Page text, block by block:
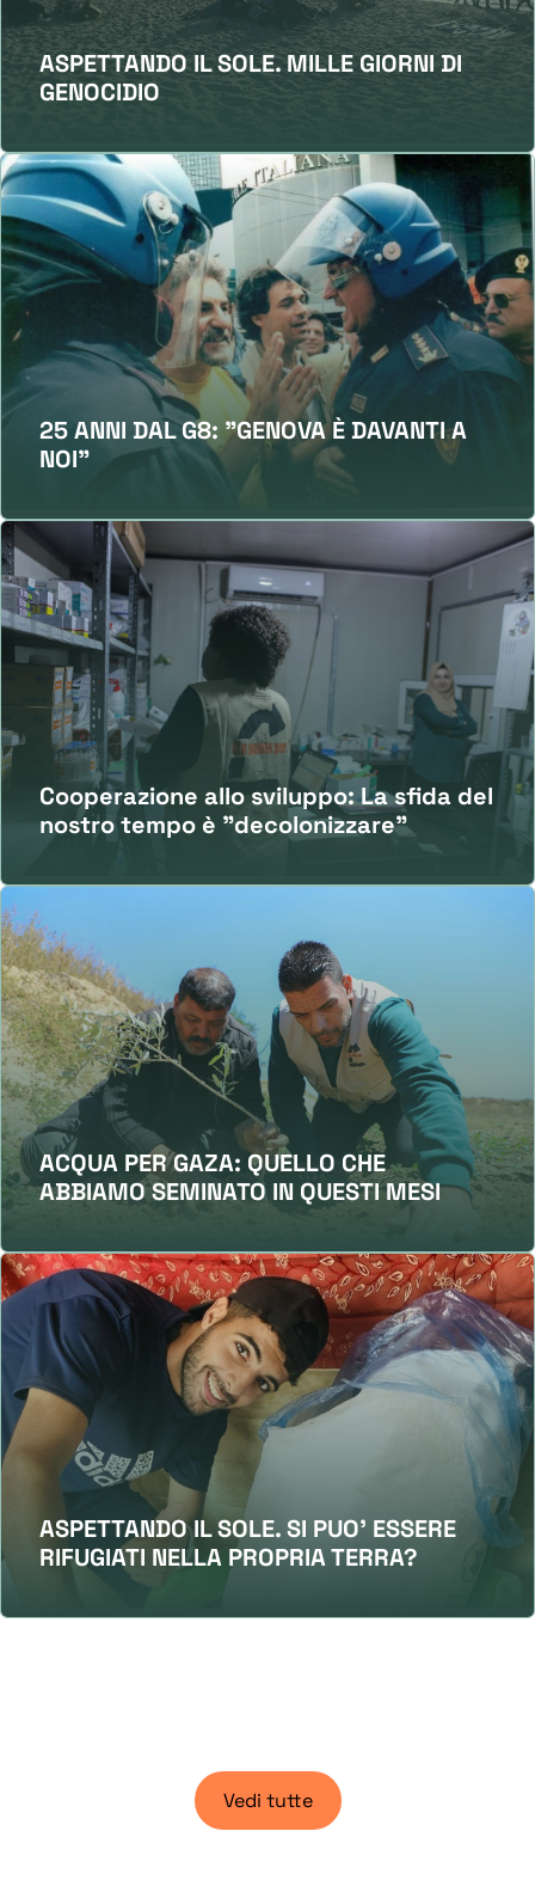
ASPETTANDO IL SOLE. MILLE GIORNI DI
GENOCIDIO
25 ANNI DAL G8: "GENOVA È DAVANTI A
NOI"
Cooperazione allo sviluppo: La sfida del
nostro tempo è "decolonizzare"
ACQUA PER GAZA: QUELLO CHE
ABBIAMO SEMINATO IN QUESTI MESI
ASPETTANDO IL SOLE. SI PUO' ESSERE
RIFUGIATI NELLA PROPRIA TERRA?
Vedi tutte